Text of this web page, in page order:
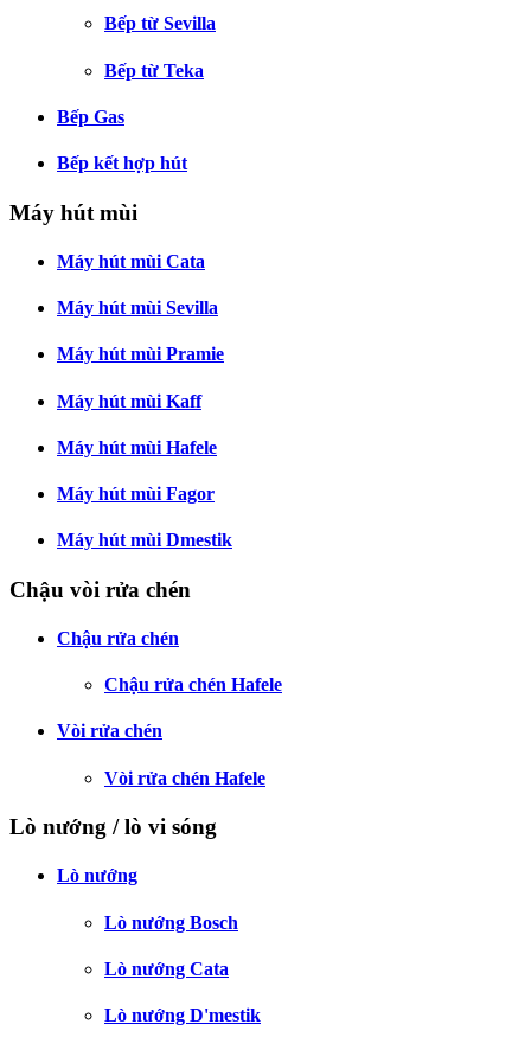
Bếp từ Sevilla
Bếp từ Teka
Bếp Gas
Bếp kết hợp hút
Máy hút mùi
Máy hút mùi Cata
Máy hút mùi Sevilla
Máy hút mùi Pramie
Máy hút mùi Kaff
Máy hút mùi Hafele
Máy hút mùi Fagor
Máy hút mùi Dmestik
Chậu vòi rửa chén
Chậu rửa chén
Chậu rửa chén Hafele
Vòi rửa chén
Vòi rửa chén Hafele
Lò nướng / lò vi sóng
Lò nướng
Lò nướng Bosch
Lò nướng Cata
Lò nướng D'mestik